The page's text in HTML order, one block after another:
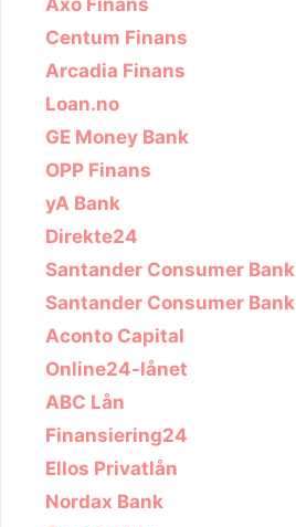
Axo Finans
Centum Finans
Arcadia Finans
Loan.no
GE Money Bank
OPP Finans
yA Bank
Direkte24
Santander Consumer Bank
Santander Consumer Bank
Aconto Capital
Online24-lånet
ABC Lån
Finansiering24
Ellos Privatlån
Nordax Bank